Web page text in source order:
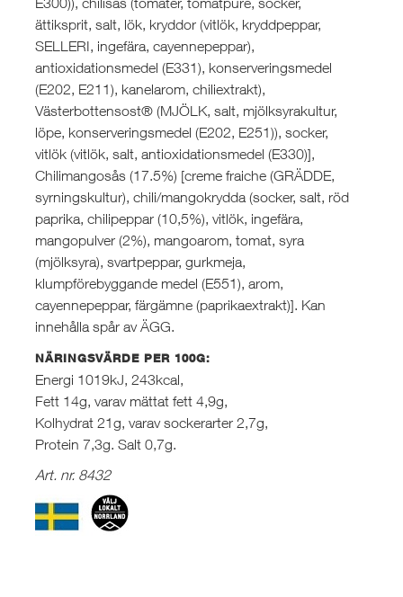
ättiksprit, salt, lök, kryddor (vitlök, kryddpeppar,
SELLERI, ingefära, cayennepeppar),
antioxidationsmedel (E331), konserveringsmedel
(E202, E211), kanelarom, chiliextrakt),
Västerbottensost® (MJÖLK, salt, mjölksyrakultur,
löpe, konserveringsmedel (E202, E251)), socker,
vitlök (vitlök, salt, antioxidationsmedel (E330)],
Chilimangosås (17.5%) [creme fraiche (GRÄDDE,
syrningskultur), chili/mangokrydda (socker, salt, röd
paprika, chilipeppar (10,5%), vitlök, ingefära,
mangopulver (2%), mangoarom, tomat, syra
(mjölksyra), svartpeppar, gurkmeja,
klumpförebyggande medel (E551), arom,
cayennepeppar, färgämne (paprikaextrakt)]. Kan
innehålla spår av ÄGG.
NÄRINGSVÄRDE PER 100G:
Energi 1019kJ, 243kcal,
Fett 14g, varav mättat fett 4,9g,
Kolhydrat 21g, varav sockerarter 2,7g,
Protein 7,3g. Salt 0,7g.
Art. nr. 8432